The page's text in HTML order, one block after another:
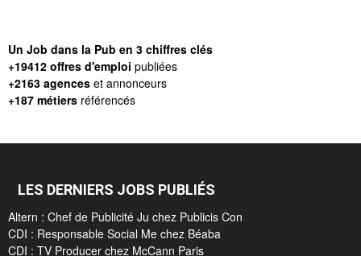
Un Job dans la Pub en 3 chiffres clés
+19412 offres d'emploi publiées
+2163 agences et annonceurs
+187 métiers référencés
LES DERNIERS JOBS PUBLIÉS
Altern : Chef de Publicité Ju chez Publicis Con
CDI : Responsable Social Me chez Béaba
CDI : TV Producer chez McCann Paris